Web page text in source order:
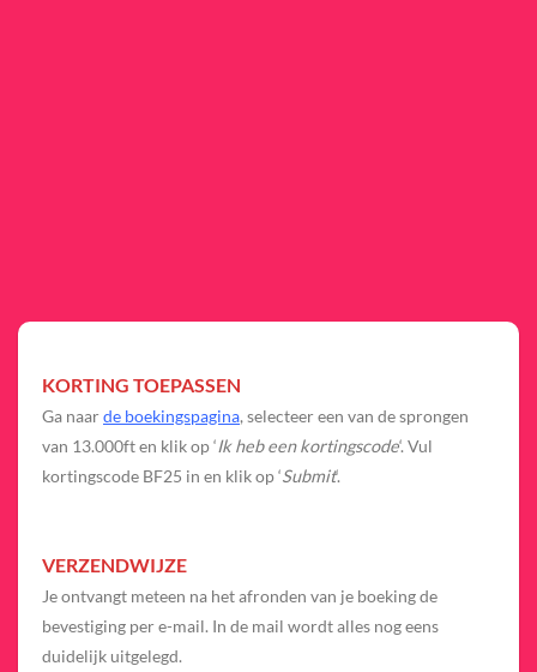
KORTING TOEPASSEN
Ga naarde boekingspagina, selecteer een van de sprongen
van 13.000ft en klik op ‘Ik heb een kortingscode‘. Vul
kortingscode BF25 in en klik op ‘Submit‘.
VERZENDWIJZE
Je ontvangt meteen na het afronden van je boeking de
bevestiging per e-mail. In de mail wordt alles nog eens
duidelijk uitgelegd.